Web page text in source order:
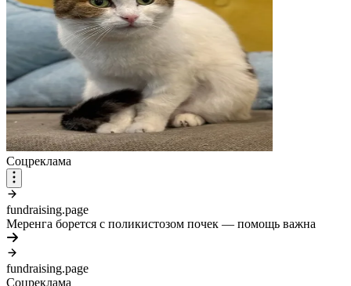
Соцреклама
fundraising.page
Меренга борется с поликистозом почек — помощь важна
fundraising.page
Соцреклама